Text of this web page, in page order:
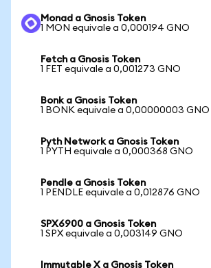
Monad a Gnosis Token
1 MON equivale a 0,000194 GNO
Fetch a Gnosis Token
1 FET equivale a 0,001273 GNO
Bonk a Gnosis Token
1 BONK equivale a 0,00000003 GNO
Pyth Network a Gnosis Token
1 PYTH equivale a 0,000368 GNO
Pendle a Gnosis Token
1 PENDLE equivale a 0,012876 GNO
SPX6900 a Gnosis Token
1 SPX equivale a 0,003149 GNO
Immutable X a Gnosis Token